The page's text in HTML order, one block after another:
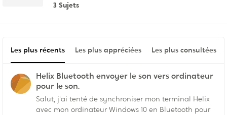
3 Sujets
Les plus récents Les plus appréciées Les plus consultées
Helix Bluetooth envoyer le son vers ordinateur
pour le son.
Salut, j'ai tenté de synchroniser mon terminal Helix
avec mon ordinateur Windows 10 en Bluetooth pour